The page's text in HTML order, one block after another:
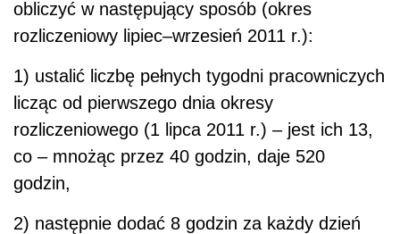
obliczyć w następujący sposób (okres
rozliczeniowy lipiec–wrzesień 2011 r.):
1) ustalić liczbę pełnych tygodni pracowniczych
licząc od pierwszego dnia okresy
rozliczeniowego (1 lipca 2011 r.) – jest ich 13,
co – mnożąc przez 40 godzin, daje 520
godzin,
2) następnie dodać 8 godzin za każdy dzień